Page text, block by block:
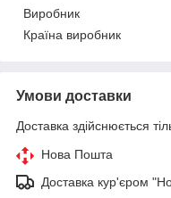
Виробник
Країна виробник
Умови доставки
Доставка здійснюється
Нова Пошта
Доставка кур'єром